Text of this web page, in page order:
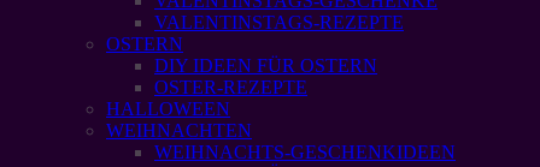
VALENTINSTAGS-REZEPTE
OSTERN
DIY IDEEN FÜR OSTERN
OSTER-REZEPTE
HALLOWEEN
WEIHNACHTEN
WEIHNACHTS-GESCHENKIDEEN